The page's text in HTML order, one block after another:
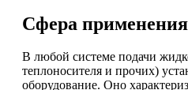
Сфера применения
В любой системе подачи
теплоносителя и прочих)
оборудование. Оно